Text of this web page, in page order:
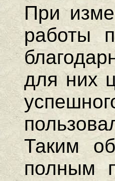
При
работы
для них
Таким
полным